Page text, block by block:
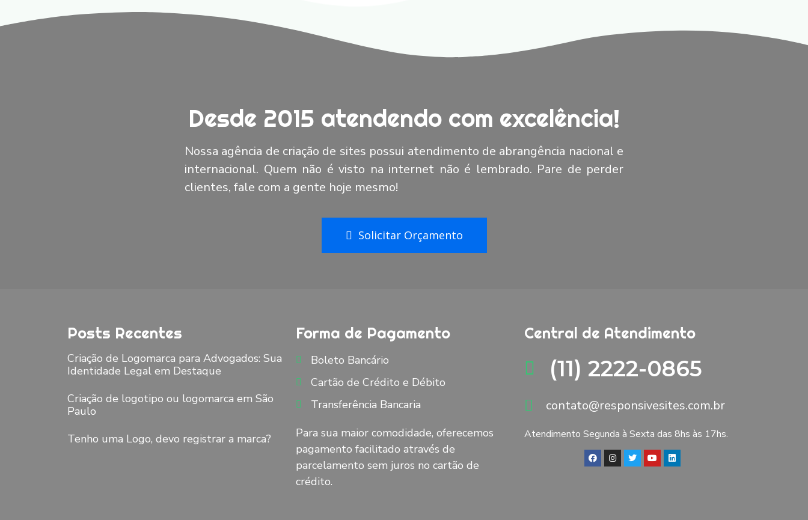
Desde 2015 atendendo com excelência!
Nossa agência de criação de sites possui atendimento de abrangência nacional e
internacional. Quem não é visto na internet não é lembrado. Pare de perder
clientes, fale com a gente hoje mesmo!
Solicitar Orçamento
Posts Recentes
Criação de Logomarca para Advogados: Sua
Identidade Legal em Destaque
Criação de logotipo ou logomarca em São
Paulo
Tenho uma Logo, devo registrar a marca?
Forma de Pagamento
Boleto Bancário
Cartão de Crédito e Débito
Transferência Bancaria
Para sua maior comodidade, oferecemos
pagamento facilitado através de
parcelamento sem juros no cartão de
crédito.
Central de Atendimento
(11) 2222-0865
contato@responsivesites.com.br
Atendimento Segunda à Sexta das 8hs às 17hs.